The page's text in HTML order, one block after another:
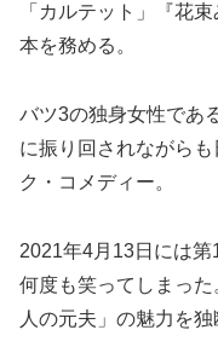
「カルテット」『花
本を務める。
バツ3の独身女性であ
に振り回されながら
ク・コメディー。
2021年4月13日には
何度も笑ってしまっ
人の元夫」の魅力を独